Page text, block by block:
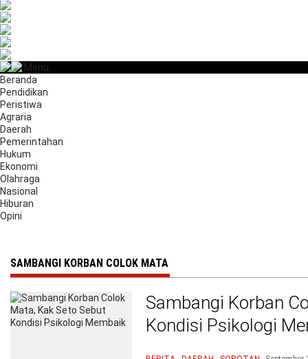
Menu
Beranda
Pendidikan
Peristiwa
Agraria
Daerah
Pemerintahan
Hukum
Ekonomi
Olahraga
Nasional
Hiburan
Opini
SAMBANGI KORBAN COLOK MATA
Sambangi Korban
Kondisi Psikologi